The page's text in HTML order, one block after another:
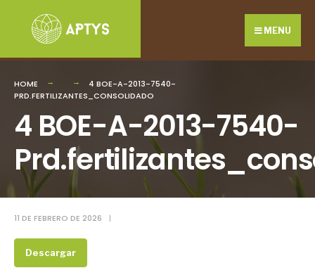
MENU
HOME
4 BOE-A-2013-7540-
PRD.FERTILIZANTES_CONSOLIDADO
4 BOE-A-2013-7540-
11 DE FEBRERO DE 2026 |
Descargar
for: